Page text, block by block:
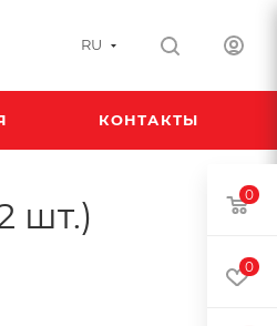
RU
КОНТАКТЫ
шт.) 0
0